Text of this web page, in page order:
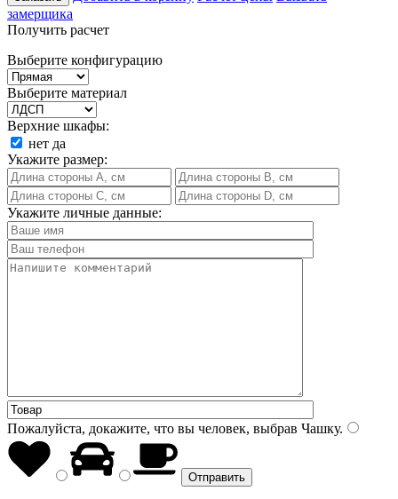
замерщика
Получить расчет
Выберите конфигурацию
Выберите материал
Верхние шкафы:
нет да
Укажите размер:
Укажите личные данные:
Пожалуйста, докажите, что вы человек, выбрав Чашку.